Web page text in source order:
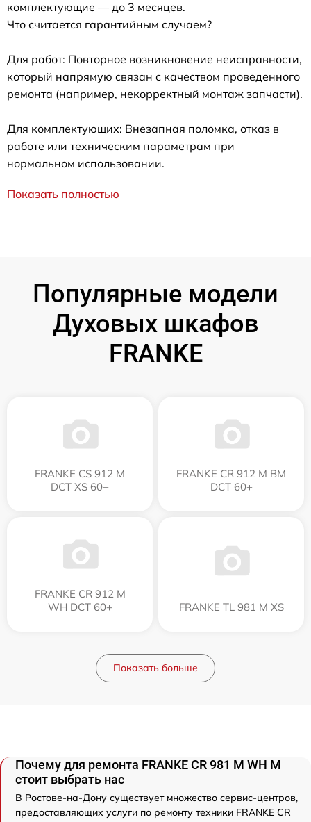
комплектующие — до 3 месяцев.
Что считается гарантийным случаем?
Для работ: Повторное возникновение неисправности,
который напрямую связан с качеством проведенного
ремонта (например, некорректный монтаж запчасти).
Для комплектующих: Внезапная поломка, отказ в
работе или техническим параметрам при
нормальном использовании.
Показать полностью
Популярные модели
Духовых шкафов
FRANKE
FRANKE CS 912 M
DCT XS 60+
FRANKE CR 912 M BM
DCT 60+
FRANKE CR 912 M
WH DCT 60+
FRANKE TL 981 M XS
Показать больше
Почему для ремонта FRANKE CR 981 M WH M
стоит выбрать нас
В Ростове-на-Дону существует множество сервис-центров,
предоставляющих услуги по ремонту техники FRANKE CR